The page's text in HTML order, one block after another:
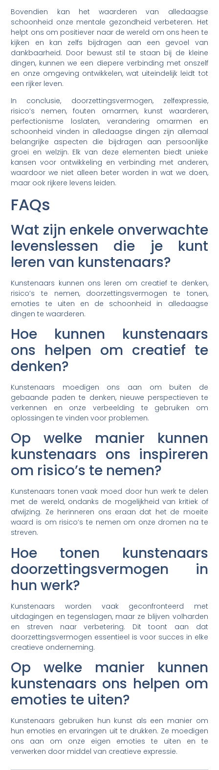
Bovendien kan het waarderen van alledaagse
schoonheid onze mentale gezondheid verbeteren. Het
helpt ons om positiever naar de wereld om ons heen te
kijken en kan zelfs bijdragen aan een gevoel van
dankbaarheid. Door bewust stil te staan bij de kleine
dingen, kunnen we een diepere verbinding met onszelf
en onze omgeving ontwikkelen, wat uiteindelijk leidt tot
een rijker leven.
In conclusie, doorzettingsvermogen, zelfexpressie,
risico’s nemen, fouten omarmen, kunst waarderen,
perfectionisme loslaten, verandering omarmen en
schoonheid vinden in alledaagse dingen zijn allemaal
belangrijke aspecten die bijdragen aan persoonlijke
groei en welzijn. Elk van deze elementen biedt unieke
kansen voor ontwikkeling en verbinding met anderen,
waardoor we niet alleen beter worden in wat we doen,
maar ook rijkere levens leiden.
FAQs
Wat zijn enkele onverwachte
levenslessen die je kunt
leren van kunstenaars?
Kunstenaars kunnen ons leren om creatief te denken,
risico’s te nemen, doorzettingsvermogen te tonen,
emoties te uiten en de schoonheid in alledaagse
dingen te waarderen.
Hoe kunnen kunstenaars
ons helpen om creatief te
denken?
Kunstenaars moedigen ons aan om buiten de
gebaande paden te denken, nieuwe perspectieven te
verkennen en onze verbeelding te gebruiken om
oplossingen te vinden voor problemen.
Op welke manier kunnen
kunstenaars ons inspireren
om risico’s te nemen?
Kunstenaars tonen vaak moed door hun werk te delen
met de wereld, ondanks de mogelijkheid van kritiek of
afwijzing. Ze herinneren ons eraan dat het de moeite
waard is om risico’s te nemen om onze dromen na te
streven.
Hoe tonen kunstenaars
doorzettingsvermogen in
hun werk?
Kunstenaars worden vaak geconfronteerd met
uitdagingen en tegenslagen, maar ze blijven volharden
en streven naar verbetering. Dit toont aan dat
doorzettingsvermogen essentieel is voor succes in elke
creatieve onderneming.
Op welke manier kunnen
kunstenaars ons helpen om
emoties te uiten?
Kunstenaars gebruiken hun kunst als een manier om
hun emoties en ervaringen uit te drukken. Ze moedigen
ons aan om onze eigen emoties te uiten en te
verwerken door middel van creatieve expressie.